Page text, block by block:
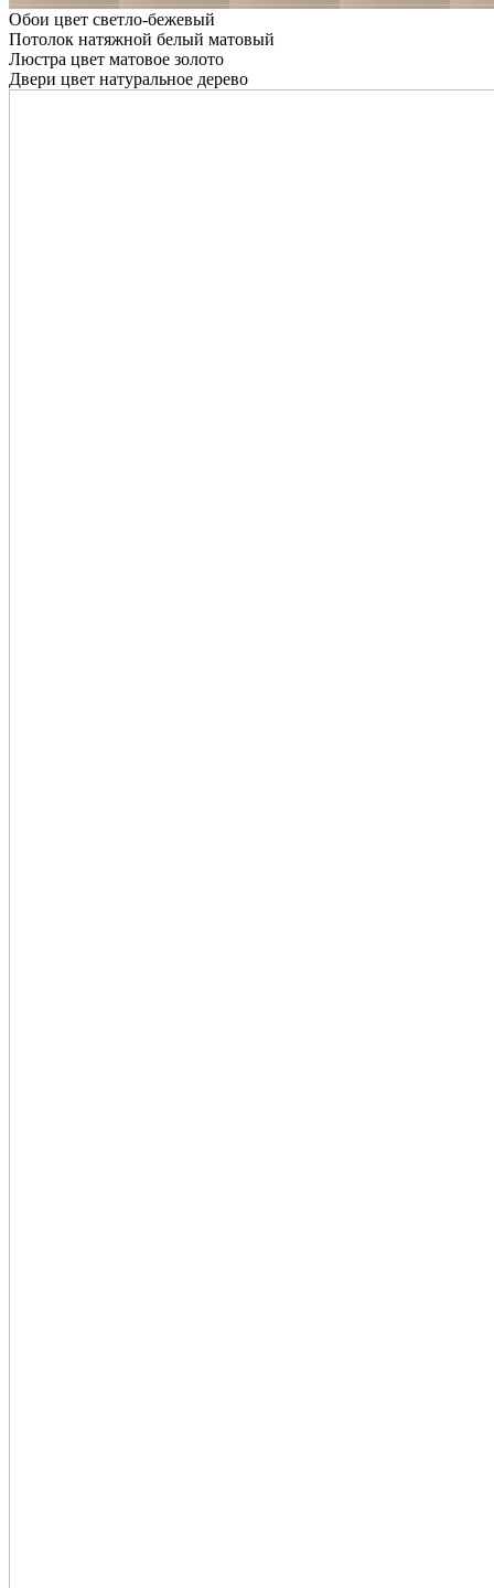
Обои цвет светло-бежевый
Потолок натяжной белый матовый
Люстра цвет матовое золото
Двери цвет натуральное дерево